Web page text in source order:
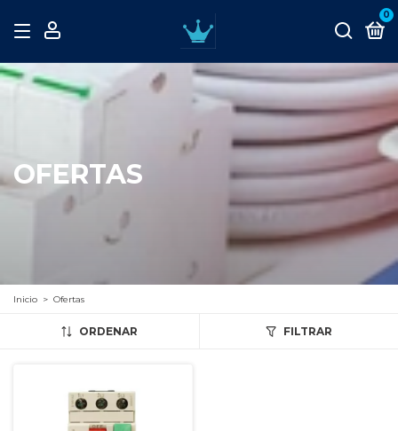
0
OFERTAS
Inicio > Ofertas
ORDENAR FILTRAR